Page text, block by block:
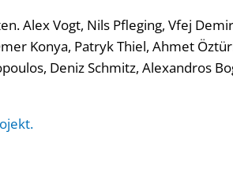
Alex Vogt, Nils Pfleging, Vfej
Konya, Patryk Thiel, Ahmet
Deniz Schmitz, Alexandros